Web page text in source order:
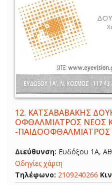
12. ΚΑΤΣΑΒΑΒΑΚΗΣ
ΟΦΘΑΛΜΙΑΤΡΟΣ ΝΕΟΣ
-
Διεύθυνση: Ευδόξου 1Α,
Οδηγίες χάρτη
Τηλέφωνο: 2109240266